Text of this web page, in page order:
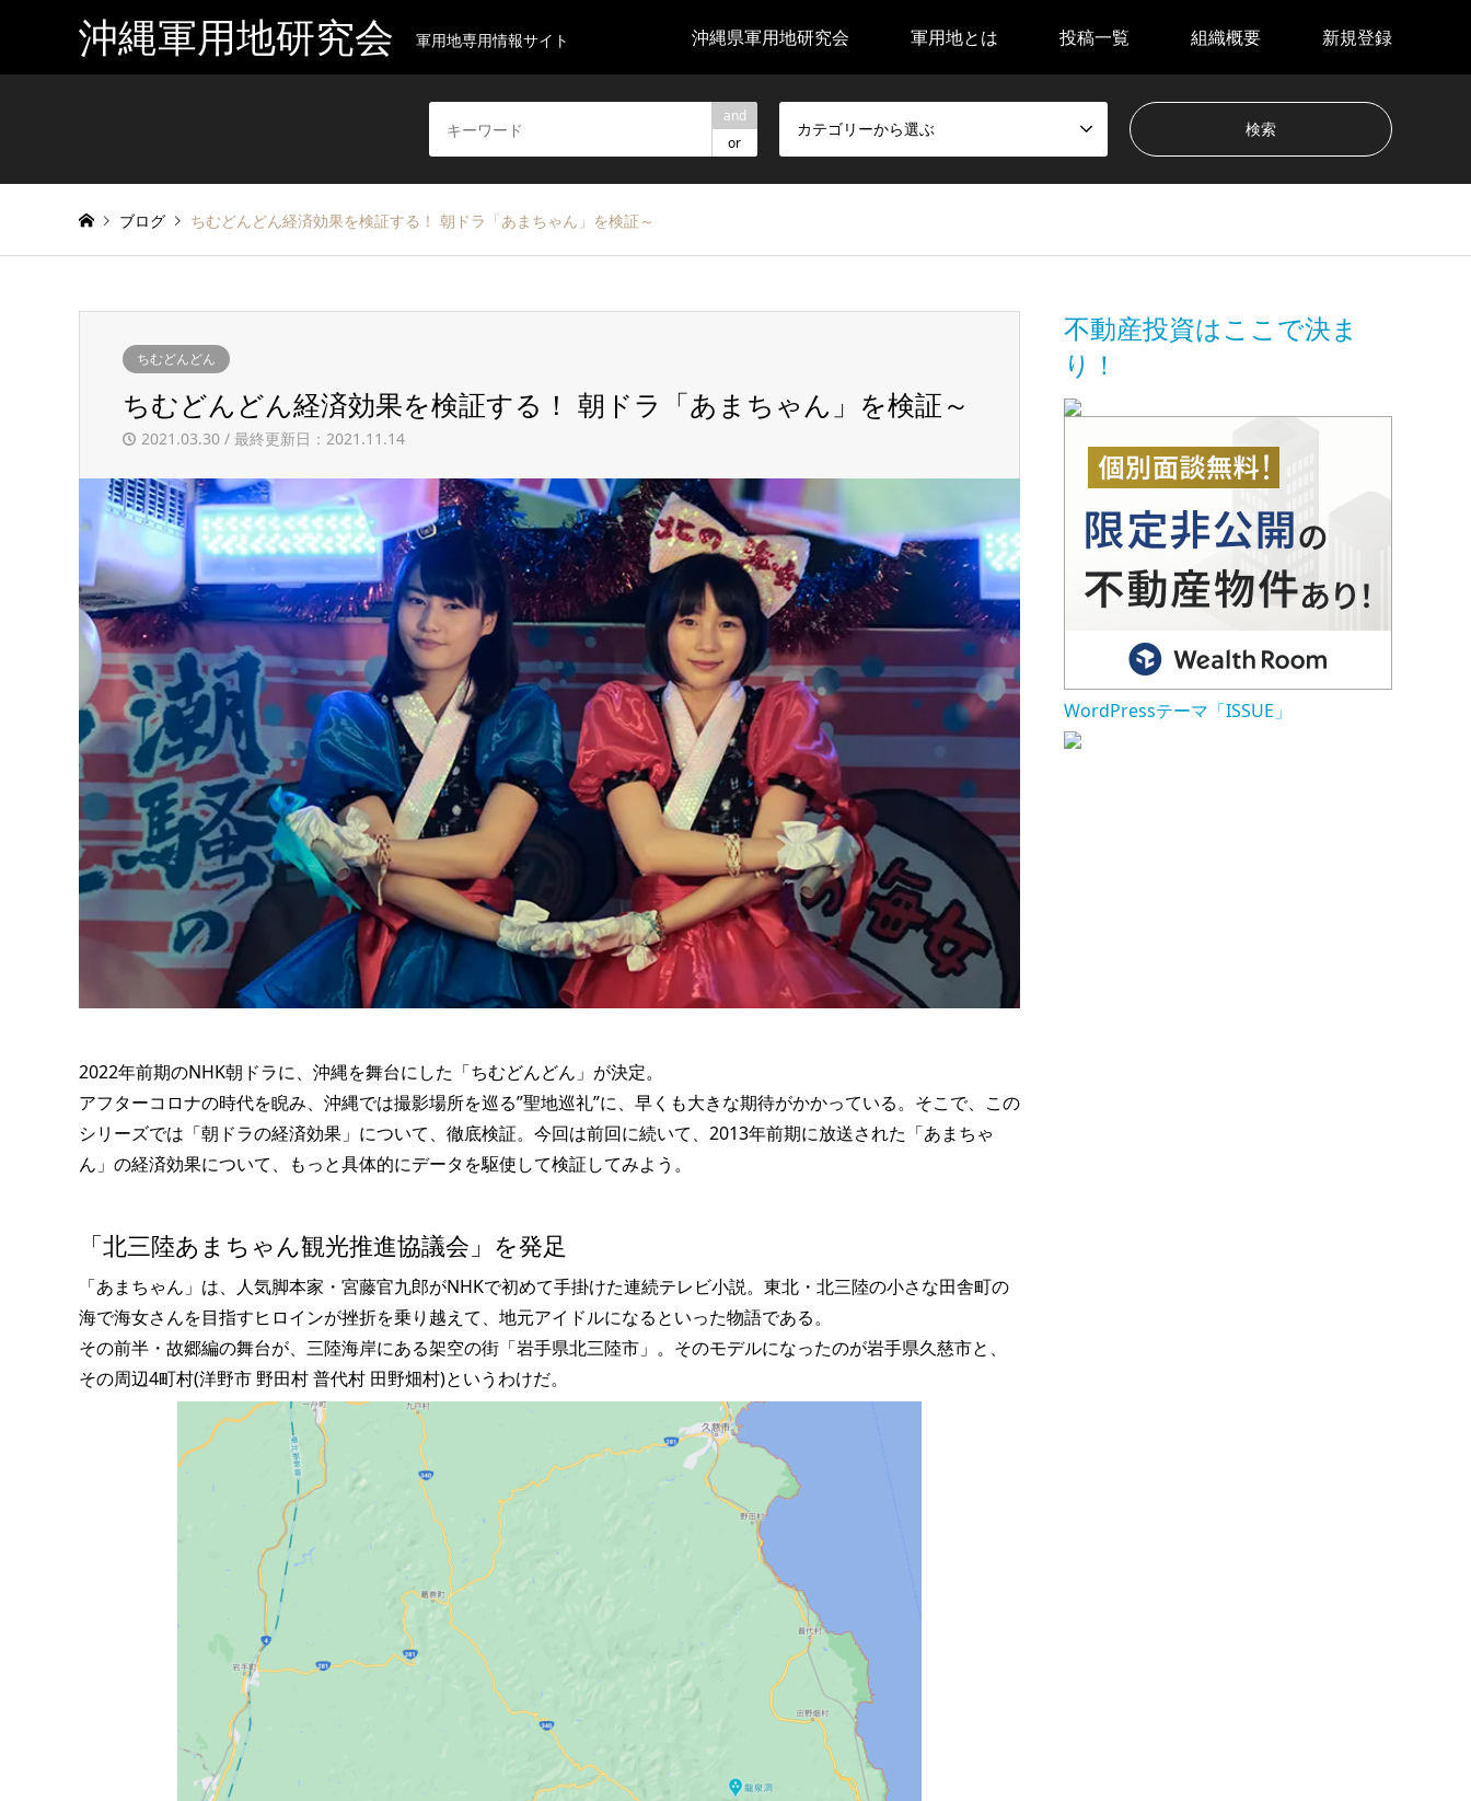
沖縄軍用地研究会 軍用地専用情報サイト 沖縄県軍用地研究会 軍用地とは 投稿一覧 組織概要 新規登録
and
or
カテゴリーから選ぶ
ブログ ちむどんどん経済効果を検証する！ 朝ドラ「あまちゃん」を検証～
ちむどんどん
ちむどんどん経済効果を検証する！ 朝ドラ「あまちゃん」を検証～
2021.03.30 / 最終更新日：2021.11.14
2022年前期のNHK朝ドラに、沖縄を舞台にした「ちむどんどん」が決定。
アフターコロナの時代を睨み、沖縄では撮影場所を巡る”聖地巡礼”に、早くも大きな期待がかかっている。そこで、この
シリーズでは「朝ドラの経済効果」について、徹底検証。今回は前回に続いて、2013年前期に放送された「あまちゃ
ん」の経済効果について、もっと具体的にデータを駆使して検証してみよう。
「北三陸あまちゃん観光推進協議会」を発足
「あまちゃん」は、人気脚本家・宮藤官九郎がNHKで初めて手掛けた連続テレビ小説。東北・北三陸の小さな田舎町の
海で海女さんを目指すヒロインが挫折を乗り越えて、地元アイドルになるといった物語である。
その前半・故郷編の舞台が、三陸海岸にある架空の街「岩手県北三陸市」。そのモデルになったのが岩手県久慈市と、
その周辺4町村(洋野市 野田村 普代村 田野畑村)というわけだ。
不動産投資はここで決ま
り！
WordPressテーマ「ISSUE」